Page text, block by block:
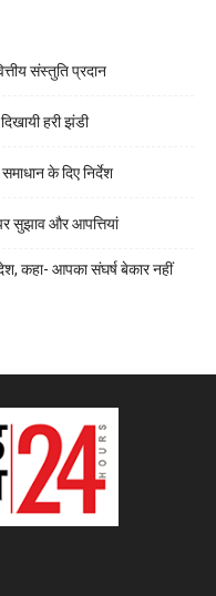
संस्तुति प्रदान
हरी झंडी
के दिए निर्देश
सुझाव और आपत्तियां
कहा- आपका संघर्ष बेकार नहीं